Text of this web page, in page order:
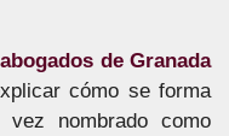
de Granada
cómo se forma
nombrado como